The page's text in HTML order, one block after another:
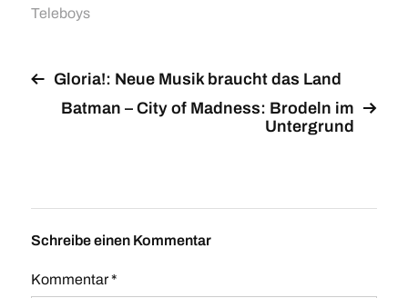
Teleboys
Gloria!: Neue Musik braucht das Land
Batman – City of Madness: Brodeln im
Untergrund
Schreibe einen Kommentar
Kommentar*